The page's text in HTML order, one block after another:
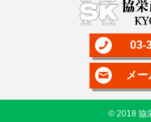
03-
メ
© 2018 協